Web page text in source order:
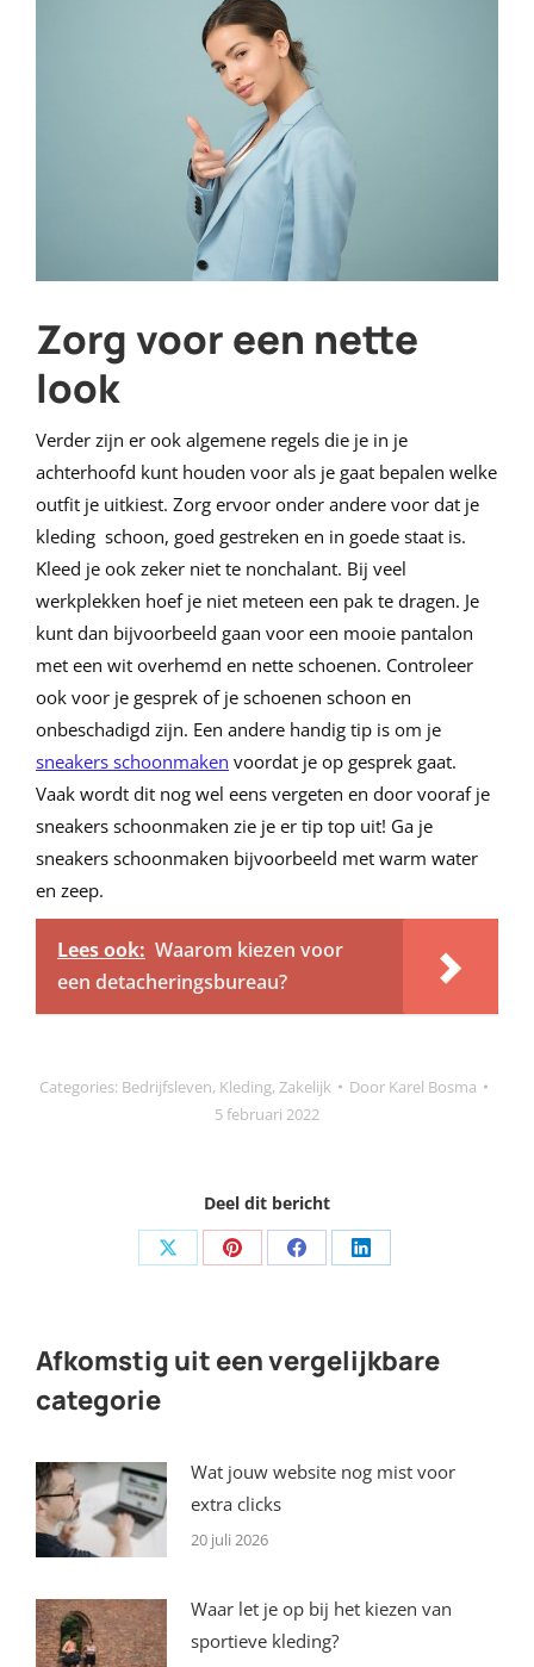
Zorg voor een nette
look
Verder zijn er ook algemene regels die je in je
achterhoofd kunt houden voor als je gaat bepalen welke
outfit je uitkiest. Zorg ervoor onder andere voor dat je
kleding schoon, goed gestreken en in goede staat is.
Kleed je ook zeker niet te nonchalant. Bij veel
werkplekken hoef je niet meteen een pak te dragen. Je
kunt dan bijvoorbeeld gaan voor een mooie pantalon
met een wit overhemd en nette schoenen. Controleer
ook voor je gesprek of je schoenen schoon en
onbeschadigd zijn. Een andere handig tip is om je
sneakers schoonmaken voordat je op gesprek gaat.
Vaak wordt dit nog wel eens vergeten en door vooraf je
sneakers schoonmaken zie je er tip top uit! Ga je
sneakers schoonmaken bijvoorbeeld met warm water
en zeep.
Lees ook: Waarom kiezen voor
een detacheringsbureau?
Categories: Bedrijfsleven, Kleding, Zakelijk Door Karel Bosma
5 februari 2022
Deel dit bericht
Share Share Share Share
Afkomstig uit een vergelijkbare
categorie
Wat jouw website nog mist voor
extra clicks
20 juli 2026
Waar let je op bij het kiezen van
sportieve kleding?